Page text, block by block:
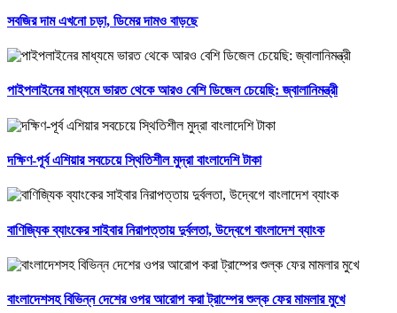
সবজির দাম এখনো চড়া, ডিমের দামও বাড়ছে
পাইপলাইনের মাধ্যমে ভারত থেকে আরও বেশি ডিজেল চেয়েছি: জ্বালানিমন্ত্রী
দক্ষিণ-পূর্ব এশিয়ার সবচেয়ে স্থিতিশীল মুদ্রা বাংলাদেশি টাকা
বাণিজ্যিক ব্যাংকের সাইবার নিরাপত্তায় দুর্বলতা, উদ্বেগে বাংলাদেশ ব্যাংক
বাংলাদেশসহ বিভিন্ন দেশের ওপর আরোপ করা ট্রাম্পের শুল্ক ফের মামলার মুখে